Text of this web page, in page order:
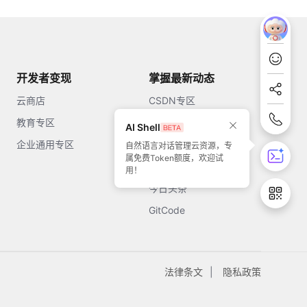
开发者变现
云商店
教育专区
企业通用专区
掌握最新动态
CSDN专区
知乎
开源中国
今日头条
GitCode
法律条文 隐私政策
AI Shell
自然语言对话管理云资源，专
属免费Token额度，欢迎试
用！